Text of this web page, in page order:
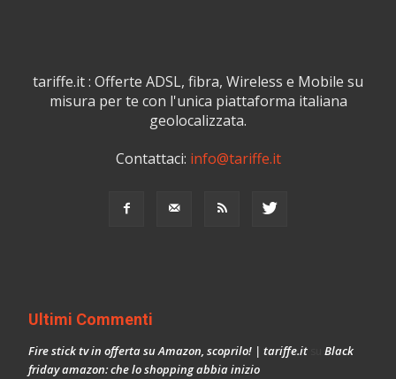
tariffe.it : Offerte ADSL, fibra, Wireless e Mobile su
misura per te con l'unica piattaforma italiana
geolocalizzata.
Contattaci: info@tariffe.it
Ultimi Commenti
Fire stick tv in offerta su Amazon, scoprilo! | tariffe.it
Black
friday amazon: che lo shopping abbia inizio